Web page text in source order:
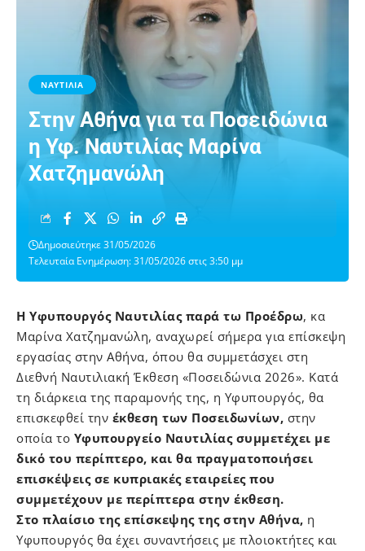
ΝΑΥΤΙΛΙΑ
Στην Αθήνα για τα Ποσειδώνια
η Υφ. Ναυτιλίας Μαρίνα
Χατζημανώλη
Τελευταία Ενημέρωση: 31/05/2026 στις 3:50 μμ
Δημοσιεύτηκε 31/05/2026
Η Υφυπουργός Ναυτιλίας παρά τω Προέδρω, κα
Μαρίνα Χατζημανώλη, αναχωρεί σήμερα για επίσκεψη
εργασίας στην Αθήνα, όπου θα συμμετάσχει στη
Διεθνή Ναυτιλιακή Έκθεση «Ποσειδώνια 2026». Κατά
τη διάρκεια της παραμονής της, η Υφυπουργός, θα
επισκεφθεί την έκθεση των Ποσειδωνίων, στην
οποία το Υφυπουργείο Ναυτιλίας συμμετέχει με
δικό του περίπτερο, και θα πραγματοποιήσει
επισκέψεις σε κυπριακές εταιρείες που
συμμετέχουν με περίπτερα στην έκθεση.
Στο πλαίσιο της επίσκεψης της στην Αθήνα, η
Υφυπουργός θα έχει συναντήσεις με πλοιοκτήτες και